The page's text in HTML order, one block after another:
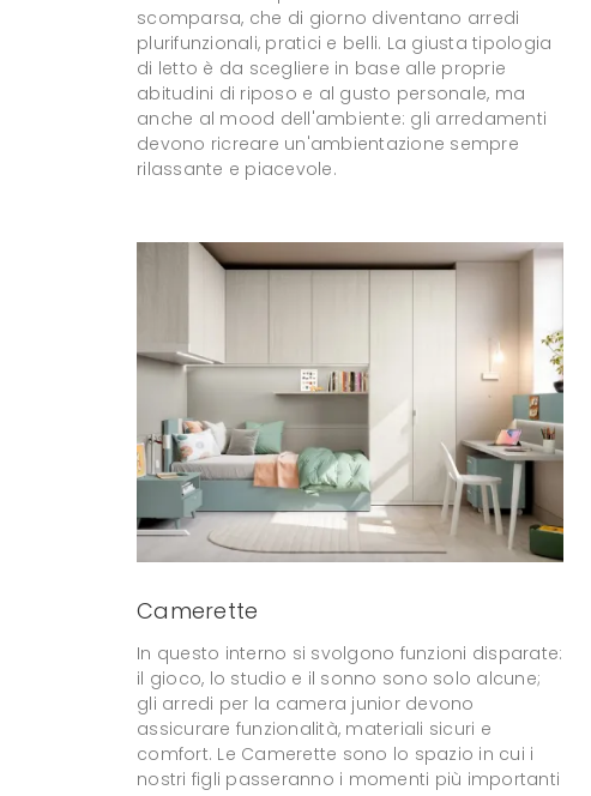
scomparsa, che di giorno diventano arredi
plurifunzionali, pratici e belli. La giusta tipologia
di letto è da scegliere in base alle proprie
abitudini di riposo e al gusto personale, ma
anche al mood dell'ambiente: gli arredamenti
devono ricreare un'ambientazione sempre
rilassante e piacevole.
Camerette
In questo interno si svolgono funzioni disparate:
il gioco, lo studio e il sonno sono solo alcune;
gli arredi per la camera junior devono
assicurare funzionalità, materiali sicuri e
comfort. Le Camerette sono lo spazio in cui i
nostri figli passeranno i momenti più importanti